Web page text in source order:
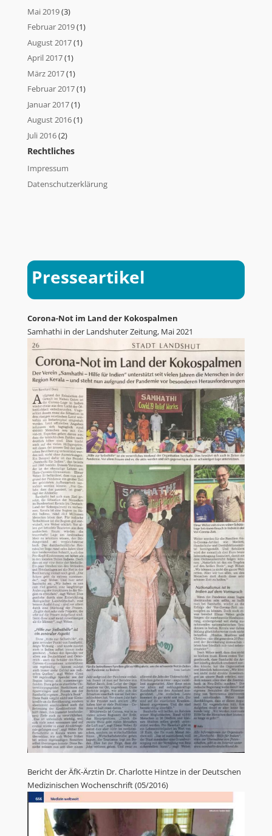
Mai 2019(3)
Februar 2019(1)
August 2017(1)
April 2017(1)
März 2017(1)
Februar 2017(1)
Januar 2017(1)
August 2016(1)
Juli 2016(2)
Rechtliches
Impressum
Datenschutzerklärung
Presseartikel
Corona-Not im Land der Kokospalmen
Samhathi in der Landshuter Zeitung, Mai 2021
Bericht der ÄfK-Ärztin Dr. Charlotte Hintze in der Deutschen
Medizinischen Wochenschrift (05/2016)